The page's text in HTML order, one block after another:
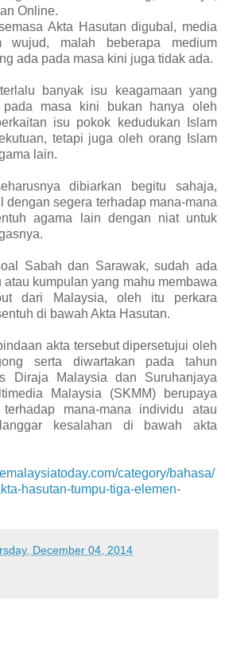
Online.
Akta Hasutan digubal, media
wujud, malah beberapa medium
ada pada masa kini juga tidak ada.
banyak isu keagamaan yang
pada masa kini bukan hanya oleh
isu pokok kedudukan Islam
tetapi juga oleh orang Islam
lain.
dibiarkan begitu sahaja,
dengan segera terhadap mana-mana
agama lain dengan niat untuk
Sabah dan Sarawak, sudah ada
kumpulan yang mahu membawa
dari Malaysia, oleh itu perkara
di bawah Akta Hasutan.
akta tersebut dipersetujui oleh
serta diwartakan pada tahun
Diraja Malaysia dan Suruhanjaya
Malaysia (SKMM) berupaya
mana-mana individu atau
kesalahan di bawah akta
category/bahasa/
hasutan-tumpu-tiga-elemen-
December 04, 2014